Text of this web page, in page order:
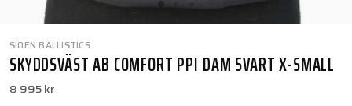
SIOEN BALLISTICS
SKYDDSVÄST AB COMFORT PPI DAM SVART X-SMALL
8 995 kr